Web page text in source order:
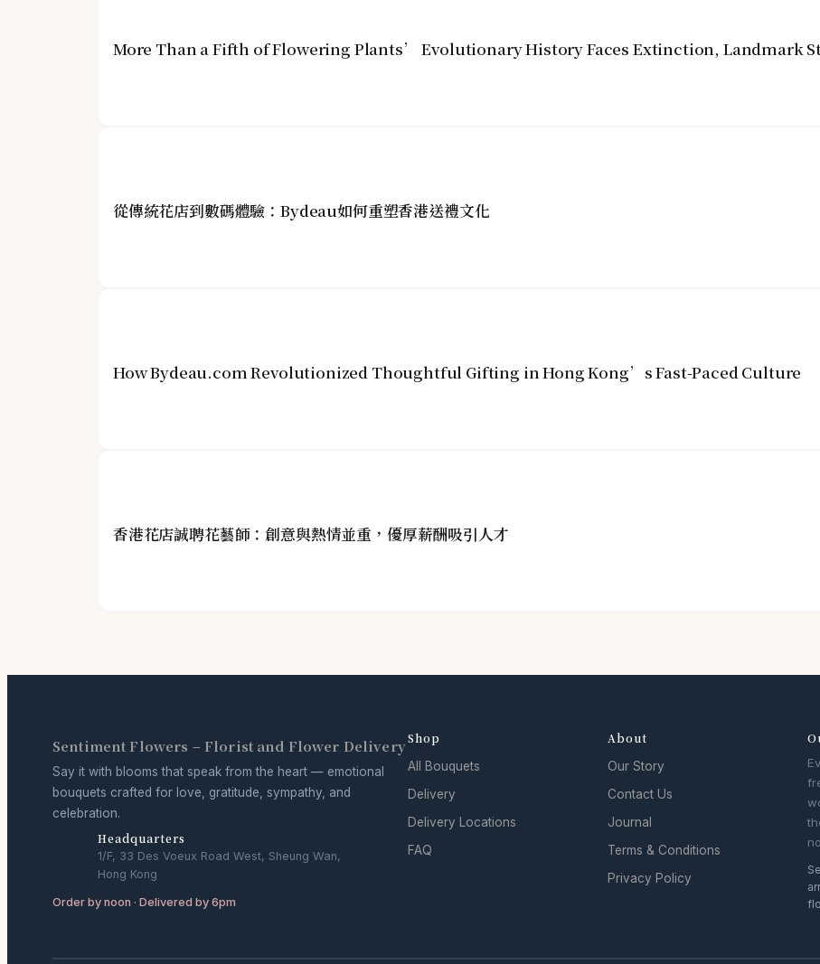
More Than a Fifth of Flowering Plants’ Evolutionary History Faces Extinction, Landmark
從傳統花店到數碼體驗：Bydeau如何重塑香港送禮文化
How Bydeau.com Revolutionized Thoughtful Gifting in Hong Kong’s Fast-Paced Culture
香港花店誠聘花藝師：創意與熱情並重，優厚薪酬吸引人才
Sentiment Flowers – Florist and Flower Delivery
Say it with blooms that speak from the heart — emotional
bouquets crafted for love, gratitude, sympathy, and
celebration.
Headquarters
1/F, 33 Des Voeux Road West, Sheung Wan,
Hong Kong
Order by noon · Delivered by 6pm
Shop
All Bouquets
Delivery
Delivery Locations
FAQ
About
Our Story
Contact Us
Journal
Terms & Conditions
Privacy Policy